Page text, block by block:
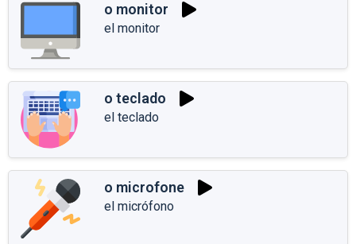
o monitor
el monitor
o teclado
el teclado
o microfone
el micrófono